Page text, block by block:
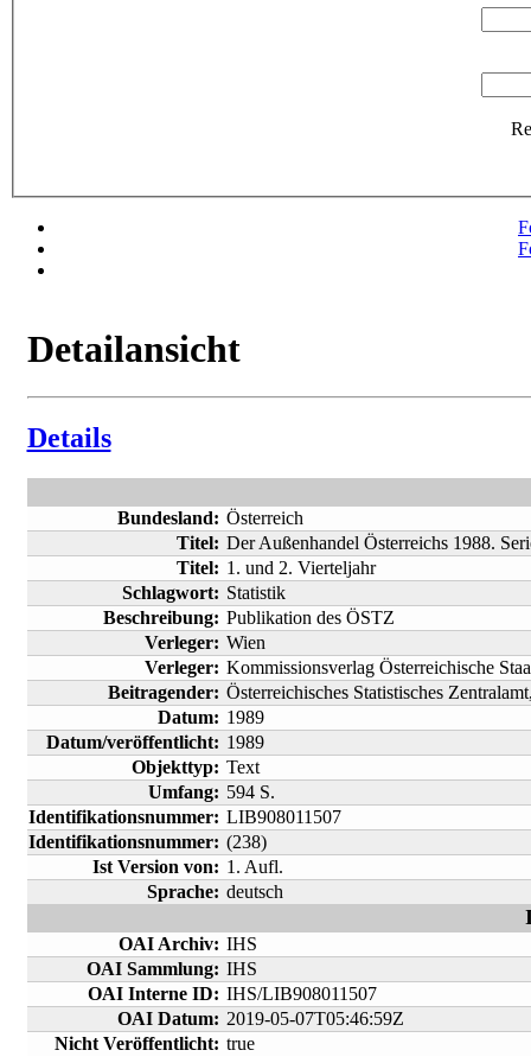
Detailansicht
Details
Bundesland: Österreich
Titel: Der Außenhandel Österreichs 1988.
Titel: 1. und 2. Vierteljahr
Schlagwort: Statistik
Beschreibung: Publikation des ÖSTZ
Verleger: Wien
Verleger: Kommissionsverlag Österreichische
Beitragender: Österreichisches Statistisches
Datum: 1989
Datum/veröffentlicht: 1989
Objekttyp: Text
Umfang: 594 S.
Identifikationsnummer: LIB908011507
Identifikationsnummer: (238)
Ist Version von: 1. Aufl.
Sprache: deutsch
OAI Archiv: IHS
OAI Sammlung: IHS
OAI Interne ID: IHS/LIB908011507
OAI Datum: 2019-05-07T05:46:59Z
Nicht Veröffentlicht: true